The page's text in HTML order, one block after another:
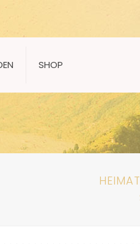
SHOP
HEIMAT